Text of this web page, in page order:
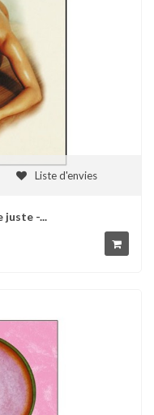
Liste d'envies
juste -...